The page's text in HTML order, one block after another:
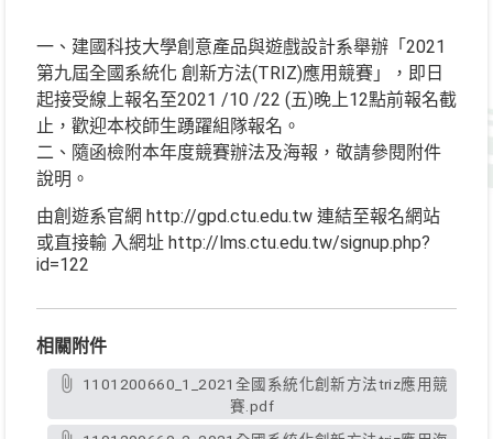
一、建國科技大學創意產品與遊戲設計系舉辦「2021
第九屆全國系統化 創新方法(TRIZ)應用競賽」，即日
起接受線上報名至2021 /10 /22 (五)晚上12點前報名截
止，歡迎本校師生踴躍組隊報名。
二、隨函檢附本年度競賽辦法及海報，敬請參閱附件
說明。
由創遊系官網 http://gpd.ctu.edu.tw 連結至報名網站
或直接輸 入網址 http://lms.ctu.edu.tw/signup.php?
id=122
相關附件
賽.pdf